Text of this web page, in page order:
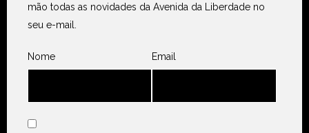
mão todas as novidades da Avenida da Liberdade no
seu e-mail.
Nome Email